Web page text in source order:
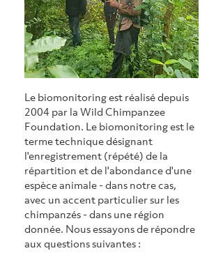
Le biomonitoring est réalisé depuis
2004 par la Wild Chimpanzee
Foundation. Le biomonitoring est le
terme technique désignant
l'enregistrement (répété) de la
répartition et de l'abondance d'une
espèce animale - dans notre cas,
avec un accent particulier sur les
chimpanzés - dans une région
donnée. Nous essayons de répondre
aux questions suivantes :